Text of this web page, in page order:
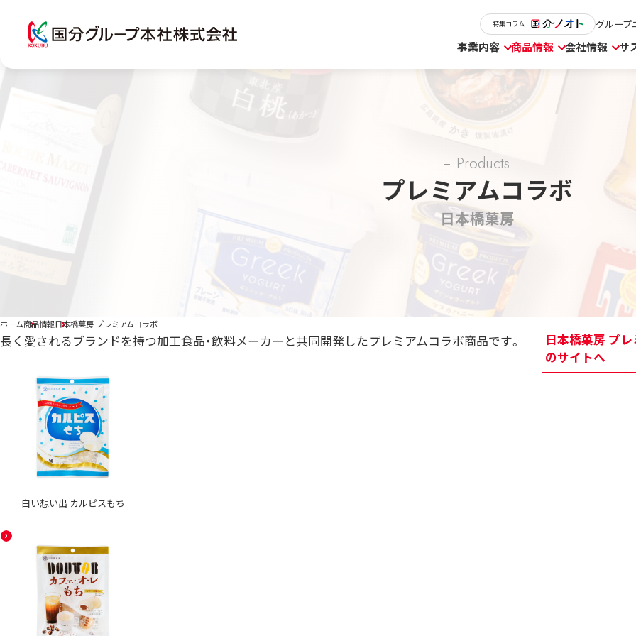
特集コラム グループ
事業内容 商品情報 会社情報 サ
Products
プレミアムコラボ
日本橋菓房
ホーム商品情報日本橋菓房 プレミアムコラボ
長く愛されるブランドを持つ加工食品・飲料メーカーと共同開発したプレミアムコラボ商品です。
日本橋菓房 プ
のサイトへ
白い想い出 カルピスもち